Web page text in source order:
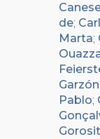
de;
Marta;
Pablo;